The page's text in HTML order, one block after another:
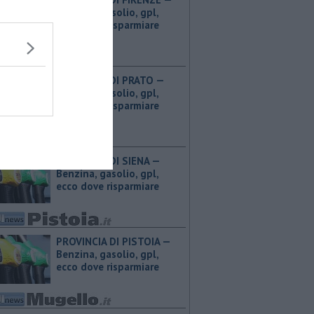
Benzina, gasolio, gpl,
ecco dove risparmiare
PROVINCIA DI PRATO — ​
Benzina, gasolio, gpl,
ecco dove risparmiare
PROVINCIA DI SIENA — ​
Benzina, gasolio, gpl,
ecco dove risparmiare
PROVINCIA DI PISTOIA — ​
Benzina, gasolio, gpl,
ecco dove risparmiare